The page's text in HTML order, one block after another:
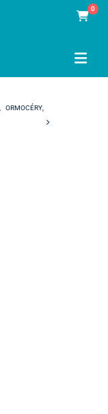
0
ORMOCÉRY